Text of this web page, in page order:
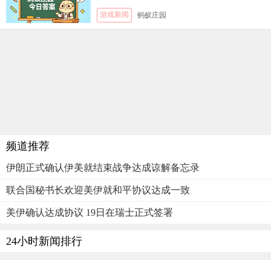
月5日答案
游戏新闻 蚂蚁庄园
频道推荐
伊朗正式确认伊美就结束战争达成谅解备忘录
联合国秘书长欢迎美伊就和平协议达成一致
美伊确认达成协议 19日在瑞士正式签署
24小时新闻排行